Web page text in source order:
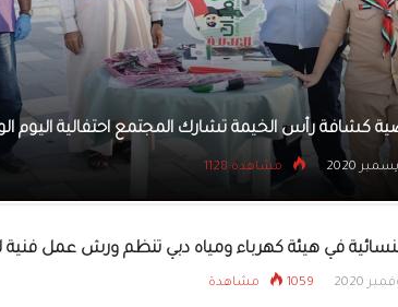
إقبال كبير على الأنشطة التراثية والرياضية في حدائق
5 ديسمبر 2020 مشاهده 1043
في هيئة كهرباء ومياه دبي تنظم ورش عمل فنية
1059 مشاهدة